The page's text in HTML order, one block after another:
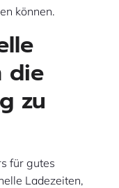
können.
die
zu
für gutes
Ladezeiten,